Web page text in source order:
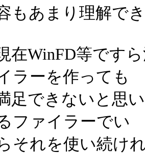
もあまり理解で
在WinFD等です
ラーを作っても
足できないと思
ファイラーでい
それを使い続け